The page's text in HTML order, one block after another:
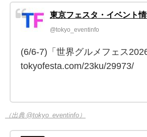
東京フェスタ・イベント
@tokyo_eventinfo
(6/6-7)「世界グルメフェス
tokyofesta.com/23ku/29973/
（出典 @tokyo_eventinfo）